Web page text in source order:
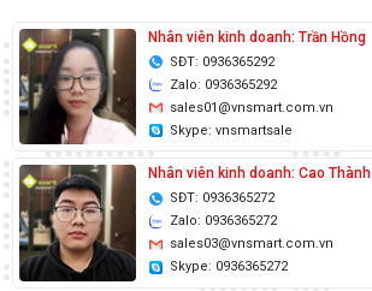
Nhân viên kinh doanh: Trần Hồng
SĐT: 0936365292
Zalo: 0936365292
sales01@vnsmart.com.vn
Skype: vnsmartsale
Nhân viên kinh doanh: Cao Thành
SĐT: 0936365272
Zalo: 0936365272
sales03@vnsmart.com.vn
Skype: 0936365272